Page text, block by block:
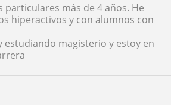
particulares más de 4 años. He
hiperactivos y con alumnos con
estudiando magisterio y estoy en